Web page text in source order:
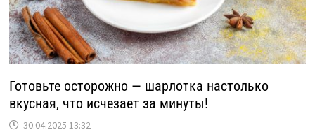
Готовьте осторожно — шарлотка настолько
вкусная, что исчезает за минуты!
30.04.2025 13:32